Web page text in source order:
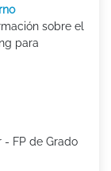
sobre el
para
- FP de Grado